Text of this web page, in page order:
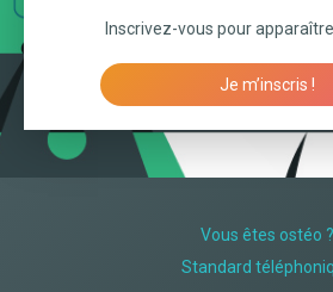
Inscrivez-vous pour
Je m’inscris !
Vous êtes ostéo ?
Standard